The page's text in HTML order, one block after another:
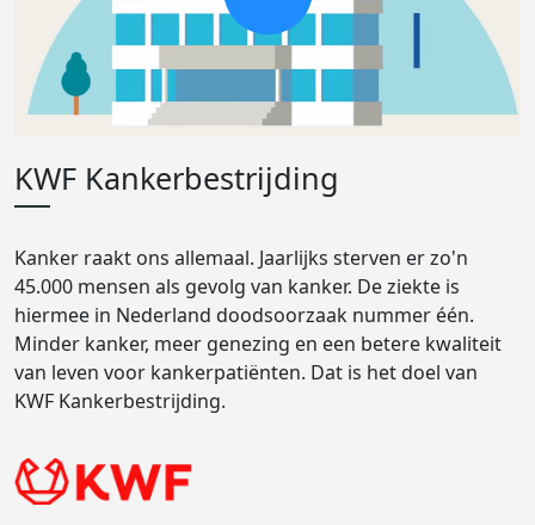
KWF Kankerbestrijding
Kanker raakt ons allemaal. Jaarlijks sterven er zo'n
45.000 mensen als gevolg van kanker. De ziekte is
hiermee in Nederland doodsoorzaak nummer één.
Minder kanker, meer genezing en een betere kwaliteit
van leven voor kankerpatiënten. Dat is het doel van
KWF Kankerbestrijding.